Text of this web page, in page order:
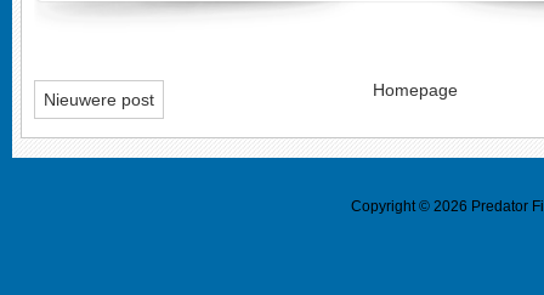
Nieuwere post Homepage
Copyright © 2026 Predator